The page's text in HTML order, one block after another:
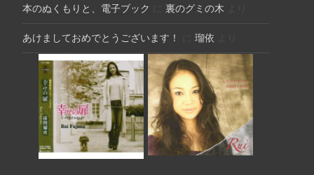
本のぬくもりと、電子ブック 裏のグミの木
あけましておめでとうございます！ 瑠依